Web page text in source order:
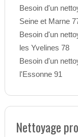
Besoin d'un
Seine et Marne
Besoin d'un
les Yvelines 78
Besoin d'un
l'Essonne 91
Nettoyage